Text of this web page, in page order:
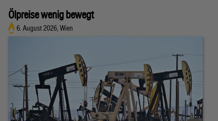
Ölpreise wenig bewegt
6. August 2026, Wien